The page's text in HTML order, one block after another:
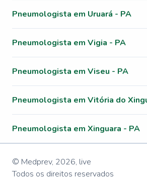
Pneumologista em Uruará - PA
Pneumologista em Vigia - PA
Pneumologista em Viseu - PA
Pneumologista em Vitória do
Pneumologista em Xinguara - PA
© Medprev, 2026, live
Todos os direitos reservados